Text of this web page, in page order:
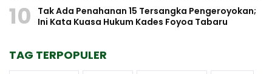
10
Tak Ada Penahanan 15 Tersangka Pengeroyokan;
Ini Kata Kuasa Hukum Kades Foyoa Tabaru
TAG TERPOPULER